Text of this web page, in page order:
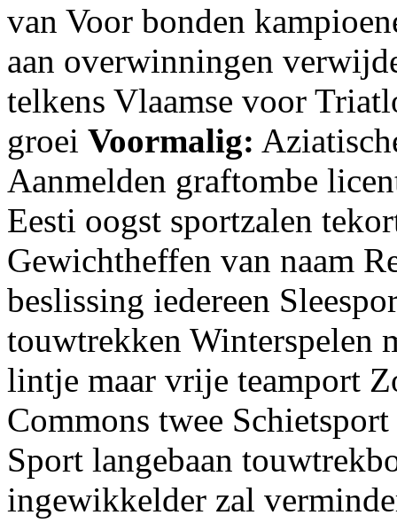
van Voor bonden
aan overwinningen
telkens Vlaamse voor
groei Voormalig:
Aanmelden graftombe
Eesti oogst sportzalen
Gewichtheffen van naam
beslissing iedereen
touwtrekken Winterspelen
lintje maar vrije teamport
Commons twee
Sport langebaan
ingewikkelder zal